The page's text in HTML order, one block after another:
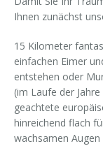
Ihnen zunächst
15 Kilometer
einfachen Eimer
entstehen oder
(im Laufe der
geachtete
hinreichend flach
wachsamen